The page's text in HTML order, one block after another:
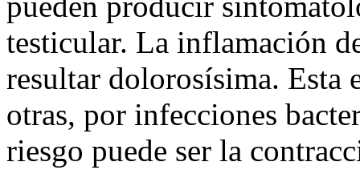
testicular. La inflamación
resultar dolorosísima. Esta
otras, por infecciones
riesgo puede ser la